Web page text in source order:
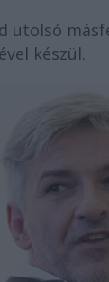
utolsó
készül.